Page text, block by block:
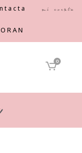
Mi cuenta
0